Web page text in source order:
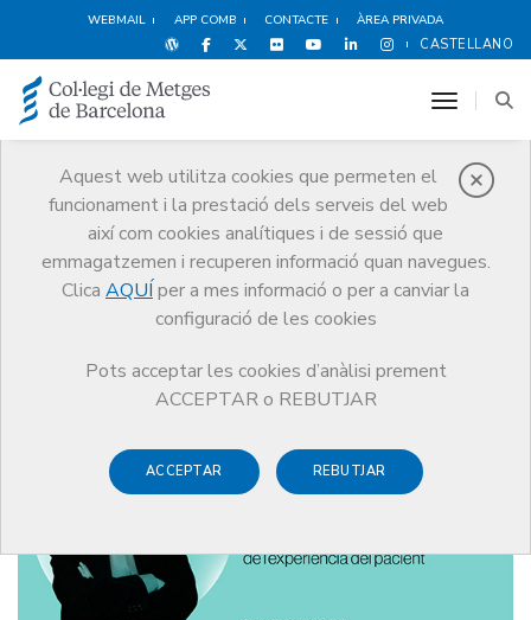
WEBMAIL APP COMB CONTACTE ÀREA PRIVADA
CASTELLANO
Aquest web utilitza cookies que permeten el
funcionament i la prestació dels serveis del web
així com cookies analítiques i de sessió que
emmagatzemen i recuperen informació quan navegues.
Clica AQUÍ per a mes informació o per a canviar la
configuració de les cookies
Pots acceptar les cookies d’anàlisi prement
ACCEPTAR o REBUTJAR
ACCEPTAR REBUTJAR
toggle
Notícies
Comunicació
Notícies
El CoMB lliurarà els Premis a l’Excel·lència Professional 2023 el 27 de
novembre